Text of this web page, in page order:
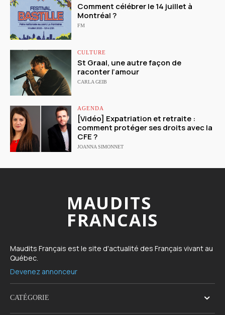
Comment célébrer le 14 juillet à
Montréal ?
FM
CULTURE
St Graal, une autre façon de
raconter l’amour
CARLA GEIB
AGENDA
[Vidéo] Expatriation et retraite :
comment protéger ses droits avec la
CFE ?
JOANNA SIMONNET
MAUDITS
FRANCAIS
Maudits Français est le site d'actualité des Français vivant au
Québec.
Devenez annonceur
CATÉGORIE